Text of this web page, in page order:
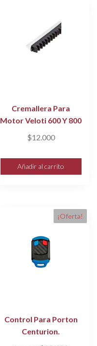
Cremallera Para
Motor Veloti 600 Y 800
$12.000
Añadir al carrito
¡Oferta!
Control Para Porton
Centurion.